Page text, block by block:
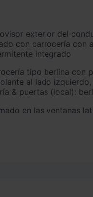
con carrocería con
integrado
al lado
& puertas (local):
en las ventanas